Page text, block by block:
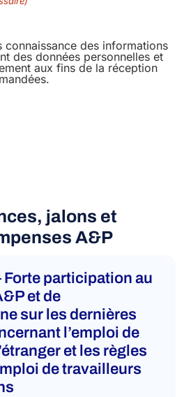
des informations
des données personnelles et
aux fins de la réception
jalons et
A&P
Forte participation au
et de
sur les dernières
l’emploi de
et les règles
de travailleurs